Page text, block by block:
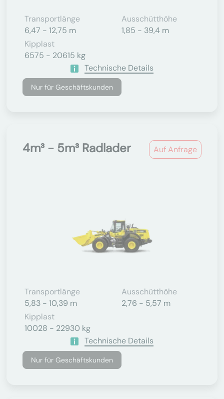
Transportlänge
6,47 - 12,75 m
Ausschütthöhe
1,85 - 39,4 m
Kipplast
6575 - 20615 kg
Technische Details
Nur für Geschäftskunden
Auf Anfrage
4m³ - 5m³ Radlader
Transportlänge
5,83 - 10,39 m
Ausschütthöhe
2,76 - 5,57 m
Kipplast
10028 - 22930 kg
Technische Details
Nur für Geschäftskunden